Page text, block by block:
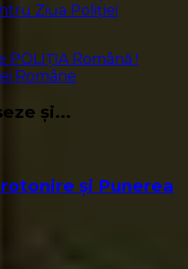
Română !
Române
și...
și Punerea